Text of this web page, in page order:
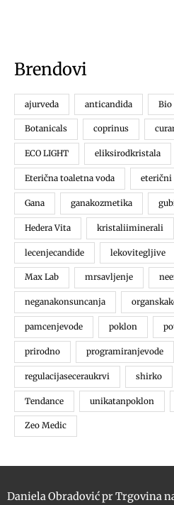
Brendovi
ajurveda anticandida Bio
Botanicals coprinus
ECO LIGHT eliksirodkristala
Eterična toaletna voda eterični
Gana ganakozmetika
Hedera Vita kristaliiminerali
lecenjecandide lekovitegljive
Max Lab mrsavljenje
neganakonsuncanja
pamcenjevode poklon
prirodno programiranjevode
regulacijaseceraukrvi shirko
Tendance unikatanpoklon
Zeo Medic
Daniela Obradović pr Trgovina